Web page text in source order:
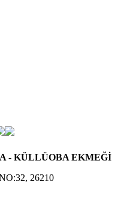
- KÜLLÜOBA EKMEĞİ
26210